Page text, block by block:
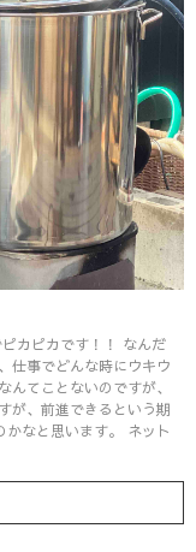
カピカです！！ なんだ
が、前進できるという期
思います。 ネット